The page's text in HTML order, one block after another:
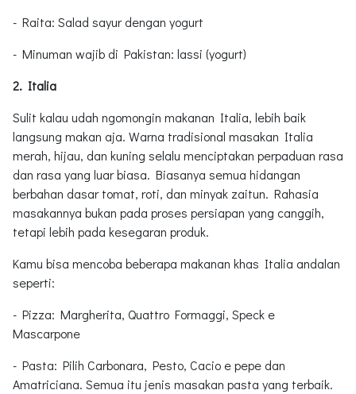
- Raita: Salad sayur dengan yogurt
- Minuman wajib di Pakistan: lassi (yogurt)
2. Italia
Sulit kalau udah ngomongin makanan Italia, lebih baik
langsung makan aja. Warna tradisional masakan Italia
merah, hijau, dan kuning selalu menciptakan perpaduan rasa
dan rasa yang luar biasa. Biasanya semua hidangan
berbahan dasar tomat, roti, dan minyak zaitun. Rahasia
masakannya bukan pada proses persiapan yang canggih,
tetapi lebih pada kesegaran produk.
Kamu bisa mencoba beberapa makanan khas Italia andalan
seperti:
- Pizza: Margherita, Quattro Formaggi, Speck e
Mascarpone
- Pasta: Pilih Carbonara, Pesto, Cacio e pepe dan
Amatriciana. Semua itu jenis masakan pasta yang terbaik.